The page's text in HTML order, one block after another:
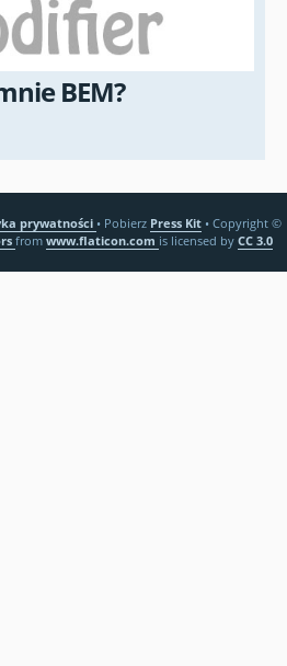
BEM?
prywatności • Pobierz Press Kit • Copyright ©
from www.flaticon.com is licensed by CC 3.0